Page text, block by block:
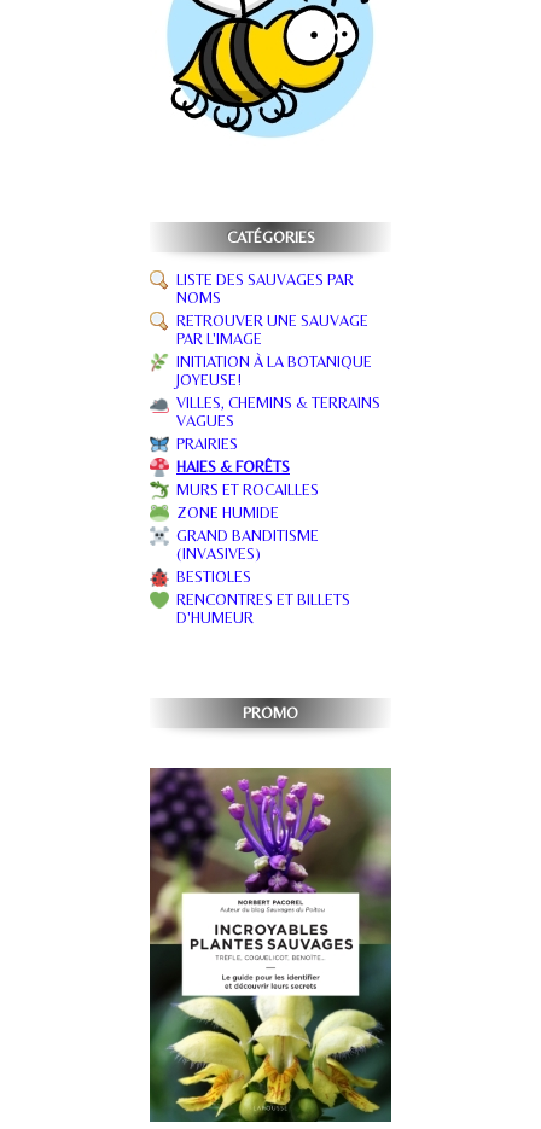
CATÉGORIES
LISTE DES SAUVAGES PAR
NOMS
RETROUVER UNE SAUVAGE
PAR L'IMAGE
INITIATION À LA BOTANIQUE
JOYEUSE!
VILLES, CHEMINS & TERRAINS
VAGUES
PRAIRIES
HAIES & FORÊTS
MURS ET ROCAILLES
ZONE HUMIDE
GRAND BANDITISME
(INVASIVES)
BESTIOLES
RENCONTRES ET BILLETS
D'HUMEUR
PROMO